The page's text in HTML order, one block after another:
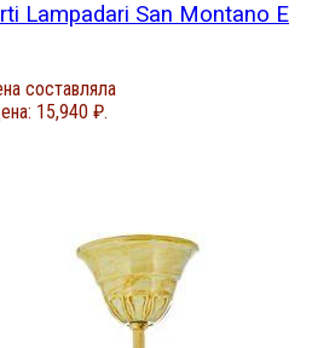
Lampadari San Montano E
составляла
15,940 ₽.